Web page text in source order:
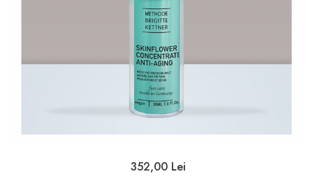
352,00 Lei